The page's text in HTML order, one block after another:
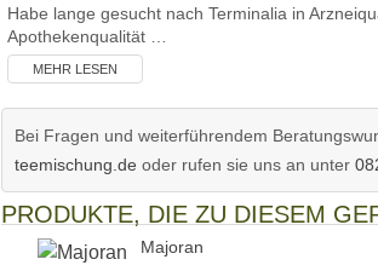
Habe lange gesucht nach Terminalia in
Apothekenqualität …
MEHR LESEN
Bei Fragen und weiterführendem
teemischung.de oder rufen sie uns an unter
PRODUKTE, DIE ZU DIESEM
Majoran